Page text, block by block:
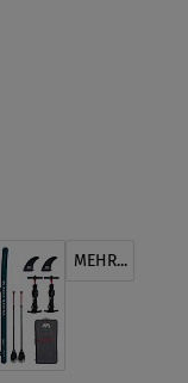
MEHR...